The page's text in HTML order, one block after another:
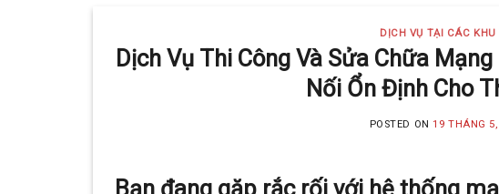
Với hơn 5 năm kinh
DỊCH VỤ TẠI CÁC KHU
Dịch Vụ Thi Công Và Sửa Chữa
Nối Ổn Định Cho
POSTED ON19 THÁNG
Bạn đang gặp rắc rối với hệ thống